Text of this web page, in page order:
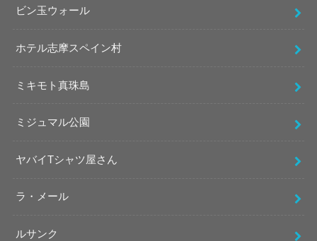
ビン玉ウォール
ホテル志摩スペイン村
ミキモト真珠島
ミジュマル公園
ヤバイTシャツ屋さん
ラ・メール
ルサンク